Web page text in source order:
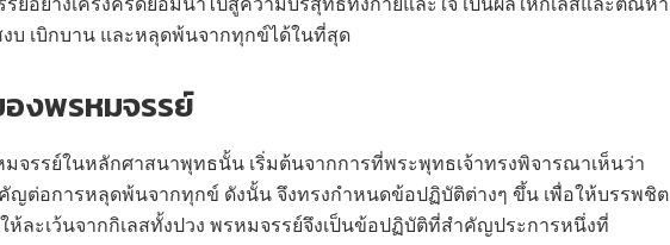
ย์อย่างเคร่งครัดย่อมนำไปสู่ความบริสุทธิ์ทั้งกายและใจ เป็นผลให้กิเลสและตัณหา
งบ เบิกบาน และหลุดพ้นจากทุกข์ได้ในที่สุด
องพรหมจรรย์
จรรย์ในหลักศาสนาพุทธนั้น เริ่มต้นจากการที่พระพุทธเจ้าทรงพิจารณาเห็นว่า
ญต่อการหลุดพ้นจากทุกข์ ดังนั้น จึงทรงกำหนดข้อปฏิบัติต่างๆ ขึ้น เพื่อให้บรรพชิต
ห้ละเว้นจากกิเลสทั้งปวง พรหมจรรย์จึงเป็นข้อปฏิบัติที่สำคัญประการหนึ่งที่